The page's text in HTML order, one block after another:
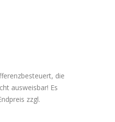
die
ausweisbar! Es
zzgl.